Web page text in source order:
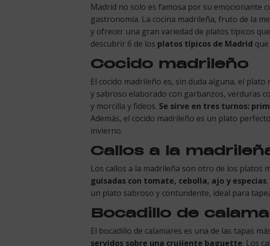
Madrid no solo es famosa por su emocionante
gastronomía. La cocina madrileña, fruto de la
y ofrecer una gran variedad de platos típicos
descubrir 6 de los platos típicos de Madrid
Cocido madrileño
El cocido madrileño es, sin duda alguna, el
y sabroso elaborado con garbanzos, verduras
y morcilla y fideos. Se sirve en tres turnos:
Además, el cocido madrileño es un plato
invierno.
Callos a la
Los callos a la madrileña son otro de los platos
guisadas con tomate, cebolla, ajo y especias
un plato sabroso y contundente, ideal para
Bocadillo de
El bocadillo de calamares es una de las tapas
servidos sobre una crujiente baguette. Los